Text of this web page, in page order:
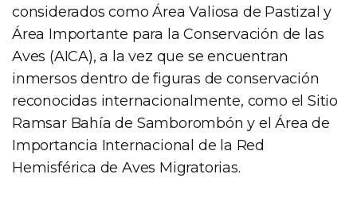
considerados como Área Valiosa de Pastizal y
Área Importante para la Conservación de las
Aves (AICA), a la vez que se encuentran
inmersos dentro de figuras de conservación
reconocidas internacionalmente, como el Sitio
Ramsar Bahía de Samborombón y el Área de
Importancia Internacional de la Red
Hemisférica de Aves Migratorias.